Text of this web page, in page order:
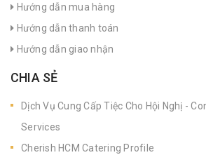
Hướng dẫn mua hàng
Hướng dẫn thanh toán
Hướng dẫn giao nhận
CHIA SẺ
Dịch Vụ Cung Cấp Tiệc Cho Hội Nghị -
Services
Cherish HCM Catering Profile